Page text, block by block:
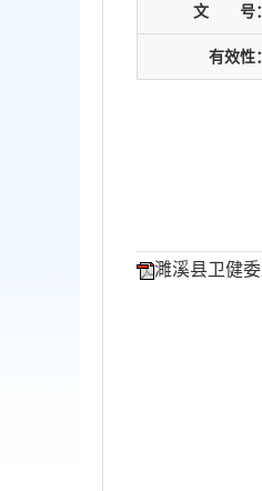
文 号：
有效性：
濉溪县卫健